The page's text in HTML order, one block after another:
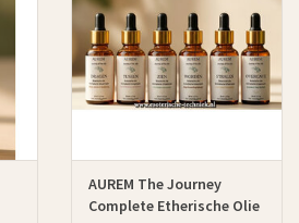
AUREM The Journey
Complete Etherische Olie